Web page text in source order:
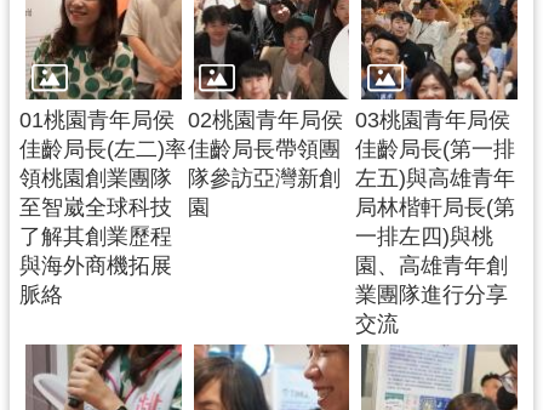
開
放
宣
告
01桃園青年局侯
佳齡局長(左二)率
領桃園創業團隊
至智崴全球科技
了解其創業歷程
與海外商機拓展
脈絡
02桃園青年局侯
佳齡局長帶領團
隊參訪亞灣新創
園
03桃園青年局侯
佳齡局長(第一排
左五)與高雄青年
局林楷軒局長(第
一排左四)與桃
園、高雄青年創
業團隊進行分享
交流